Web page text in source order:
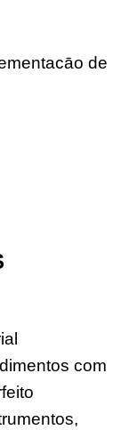
de
com